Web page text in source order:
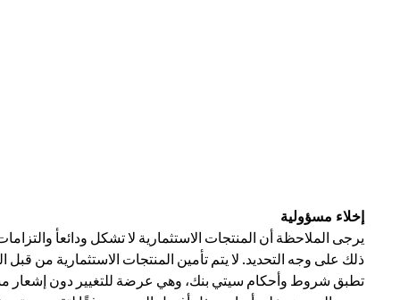
إخلاء مسؤولية
يرجى الملاحظة أن المنتجات الاستثمارية لا تشكل ودائعأ
ذلك على وجه التحديد. لا يتم تأمين المنتجات الاستثمارية من
تطبق شروط وأحكام سيتي بنك، وهي عرضة للتغيير دون إشعار